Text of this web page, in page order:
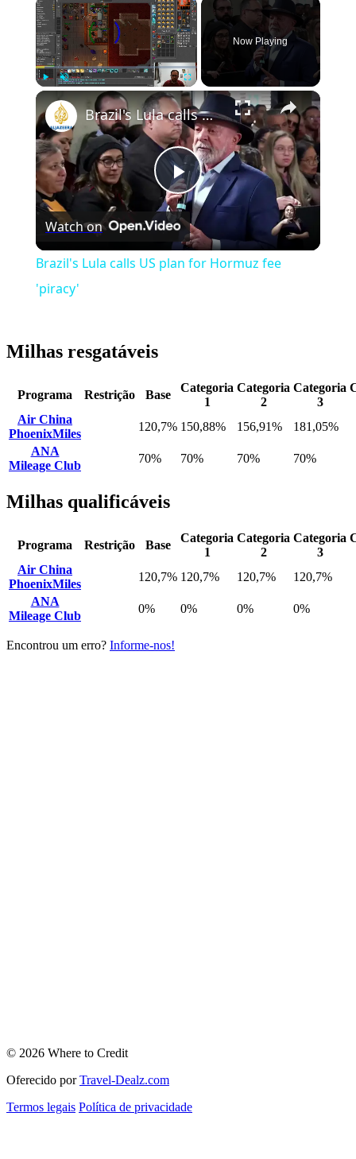
Fullscreen
Now Playing
Play
Video
Brazil's Lula calls US plan for Hormuz fee 'piracy'
Watch on
Brazil's Lula calls US plan for Hormuz fee
'piracy'
Milhas resgatáveis
Programa Restrição Base
Categoria
1
Categoria
2
Categoria
3
Air China
PhoenixMiles
120,7% 150,88% 156,91%
181,05%
ANA
Mileage Club
70% 70% 70% 70%
Milhas qualificáveis
Programa Restrição Base
Categoria
1
Categoria
2
Categoria
3
Air China
PhoenixMiles
120,7% 120,7% 120,7%
120,7%
ANA
Mileage Club
0% 0% 0% 0%
Encontrou um erro? Informe-nos!
© 2026 Where to Credit
Oferecido por Travel-Dealz.com
Termos legais Política de privacidade